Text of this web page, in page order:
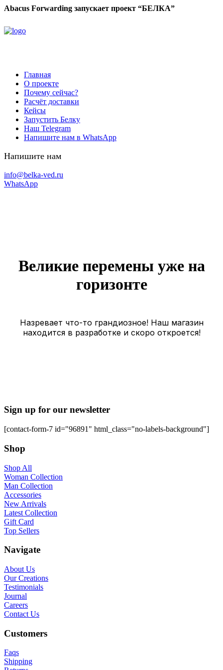
Abacus Forwarding запускает проект “БЕЛКА”
Главная
О проекте
Почему сейчас?
Расчёт доставки
Кейсы
Запустить Белку
Наш Telegram
Напишите нам в WhatsApp
Напишите нам
info@belka-ved.ru
WhatsApp
Великие перемены уже на
горизонте
Назревает что-то грандиозное! Наш магазин
находится в разработке и скоро откроется!
Sign up for our newsletter
[contact-form-7 id="96891" html_class="no-labels-background"]
Shop
Shop All
Woman Collection
Man Collection
Accessories
New Arrivals
Latest Collection
Gift Card
Top Sellers
Navigate
About Us
Our Creations
Testimonials
Journal
Careers
Contact Us
Customers
Faqs
Shipping